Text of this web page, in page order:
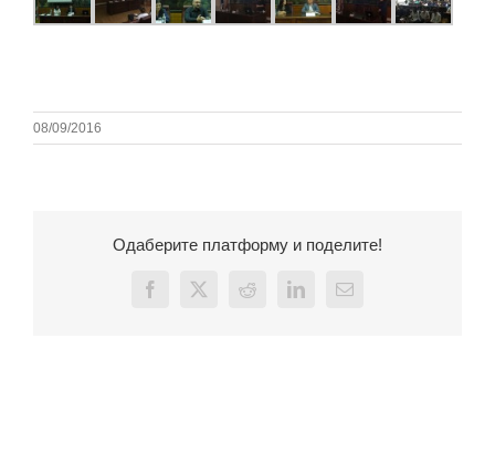
08/09/2016
Одаберите платформу и поделите!
Facebook
X Reddit LinkedInEmail